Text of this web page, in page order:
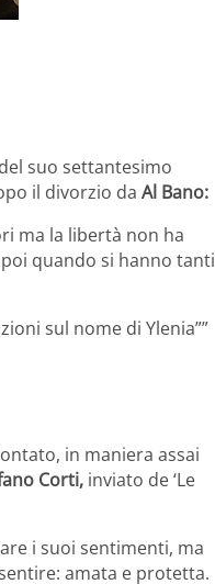
suo settantesimo
il divorzio da Al Bano:
ma la libertà non ha
quando si hanno tanti
sul nome di Ylenia””
in maniera assai
Corti, inviato de ‘Le
i suoi sentimenti, ma
amata e protetta.